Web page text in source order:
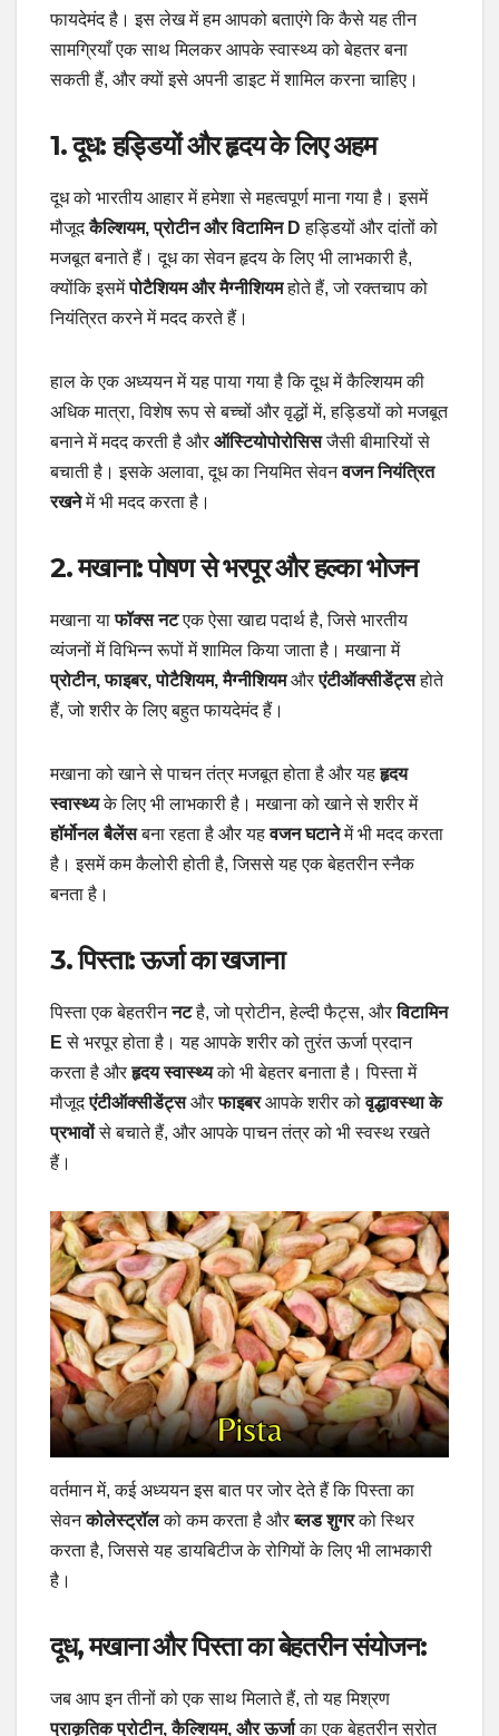
फायदेमंद है। इस लेख में हम आपको बताएंगे कि कैसे यह तीन
सामग्रियाँ एक साथ मिलकर आपके स्वास्थ्य को बेहतर बना
सकती हैं, और क्यों इसे अपनी डाइट में शामिल करना चाहिए।
1.दूध: हड्डियों और हृदय के लिए अहम
दूध को भारतीय आहार में हमेशा से महत्वपूर्ण माना गया है। इसमें
मौजूदकैल्शियम, प्रोटीन और विटामिन D हड्डियों और दांतों को
मजबूत बनाते हैं। दूध का सेवन हृदय के लिए भी लाभकारी है,
क्योंकि इसमेंपोटैशियम और मैग्नीशियमहोते हैं, जो रक्तचाप को
नियंत्रित करने में मदद करते हैं।
हाल के एक अध्ययन में यह पाया गया है कि दूध में कैल्शियम की
अधिक मात्रा, विशेष रूप से बच्चों और वृद्धों में, हड्डियों को मजबूत
बनाने में मदद करती है और ऑस्टियोपोरोसिसजैसी बीमारियों से
बचाती है। इसके अलावा, दूध का नियमित सेवनवजन नियंत्रित
रखनेमें भी मदद करता है।
2.मखाना: पोषण से भरपूर और हल्का भोजन
मखाना याफॉक्स नटएक ऐसा खाद्य पदार्थ है, जिसे भारतीय
व्यंजनों में विभिन्न रूपों में शामिल किया जाता है। मखाना में
प्रोटीन, फाइबर, पोटैशियम, मैग्नीशियमऔरएंटीऑक्सीडेंट्सहोते
हैं, जो शरीर के लिए बहुत फायदेमंद हैं।
मखाना को खाने से पाचन तंत्र मजबूत होता है और यहहृदय
स्वास्थ्यके लिए भी लाभकारी है। मखाना को खाने से शरीर में
हॉर्मोनल बैलेंसबना रहता है और यहवजन घटानेमें भी मदद करता
है। इसमें कम कैलोरी होती है, जिससे यह एक बेहतरीन स्नैक
बनता है।
3.पिस्ता: ऊर्जा का खजाना
पिस्ता एक बेहतरीननटहै, जो प्रोटीन, हेल्दी फैट्स, औरविटामिन
E से भरपूर होता है। यह आपके शरीर को तुरंत ऊर्जा प्रदान
करता है औरहृदय स्वास्थ्यको भी बेहतर बनाता है। पिस्ता में
मौजूदएंटीऑक्सीडेंट्सऔरफाइबरआपके शरीर कोवृद्धावस्था के
प्रभावोंसे बचाते हैं, और आपके पाचन तंत्र को भी स्वस्थ रखते
हैं।
वर्तमान में, कई अध्ययन इस बात पर जोर देते हैं कि पिस्ता का
सेवनकोलेस्ट्रॉलको कम करता है औरब्लड शुगरको स्थिर
करता है, जिससे यह डायबिटीज के रोगियों के लिए भी लाभकारी
है।
दूध, मखाना और पिस्ता का बेहतरीन संयोजन:
जब आप इन तीनों को एक साथ मिलाते हैं, तो यह मिश्रण
प्राकृतिक प्रोटीन, कैल्शियम, और ऊर्जाका एक बेहतरीन स्रोत